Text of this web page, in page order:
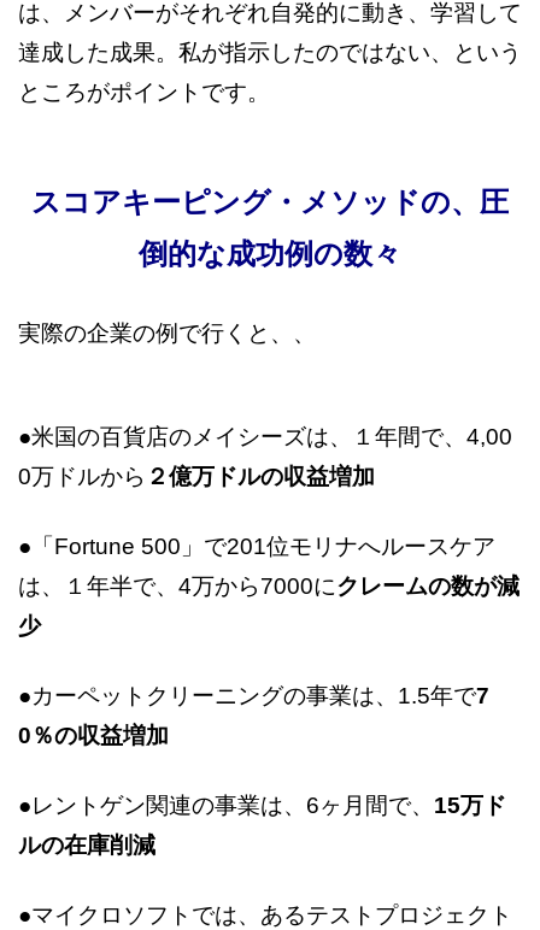
は、メンバーがそれぞれ自発的に動き、学習して
達成した成果。私が指示したのではない、という
ところがポイントです。
スコアキーピング・メソッドの、圧
倒的な成功例の数々
実際の企業の例で行くと、、
●米国の百貨店のメイシーズは、１年間で、4,00
0万ドルから ２億万ドルの収益増加
●「Fortune 500」で201位モリナへルースケア
は、１年半で、4万から7000にクレームの数が減
少
●カーペットクリーニングの事業は、1.5年で7
0％の収益増加
●レントゲン関連の事業は、6ヶ月間で、 15万ド
ルの在庫削減
●マイクロソフトでは、あるテストプロジェクト